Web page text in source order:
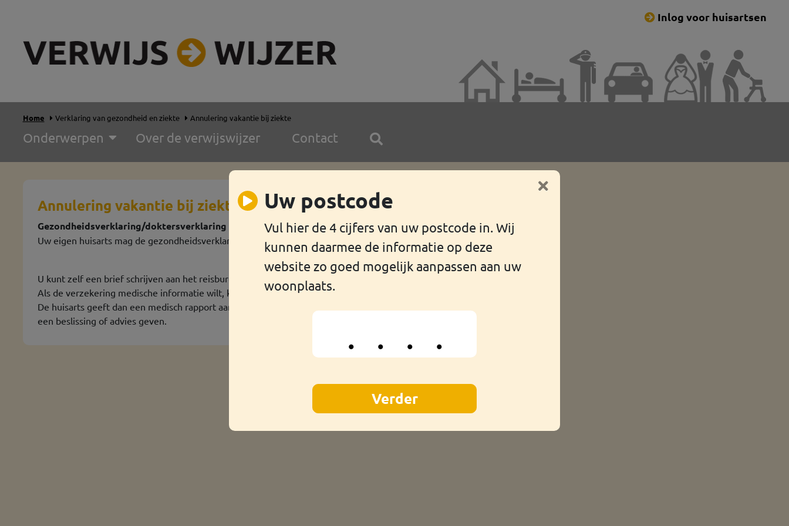
Inlog voor huisartsen
Home Verklaring van gezondheid en ziekte Annulering vakantie bij ziekte
Onderwerpen Over de verwijswijzer Contact
Annulering vakantie bij ziekte
Gezondheidsverklaring/doktersverklaring bij annulering reis
Uw eigen huisarts mag de gezondheidsverklaring nietgeven.
U kunt zelf een brief schrijven aan het reisbureau of uw verzekering met de reden van annuleren van de reis.
Als de verzekering medische informatie wilt, kunnen die dat vragen bij uw huisarts.
De huisarts geeft dan een medisch rapport aan de medisch adviseur van uw verzekering. De adviseur zal dan
een beslissing of advies geven.
Uw postcode
Vul hier de 4 cijfers van uw postcode in. Wij
kunnen daarmee de informatie op deze
website zo goed mogelijk aanpassen aan uw
woonplaats.